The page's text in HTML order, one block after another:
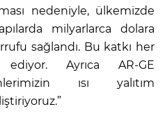
nedeniyle, ülkemizde
milyarlarca dolara
sağlandı. Bu katkı her
Ayrıca AR-GE
ısı yalıtım